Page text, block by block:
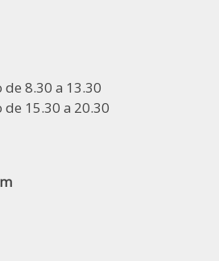
8.30 a 13.30
15.30 a 20.30